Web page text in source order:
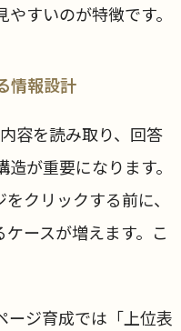
すいのが特徴です。
情報設計
容を読み取り、回答
が重要になります。
クリックする前に、
ースが増えます。こ
ージ育成では「上位表